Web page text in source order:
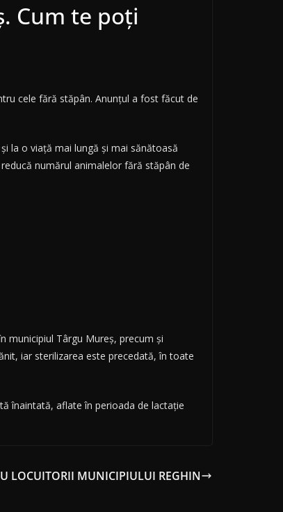
Cum te poți
cele fără stăpân. Anunțul a fost făcut de
la o viață mai lungă și mai sănătoasă
numărul animalelor fără stăpân de
municipiul Târgu Mureș, precum și
iar sterilizarea este precedată, în toate
înaintată, aflate în perioada de lactație
LOCUITORII MUNICIPIULUI REGHIN